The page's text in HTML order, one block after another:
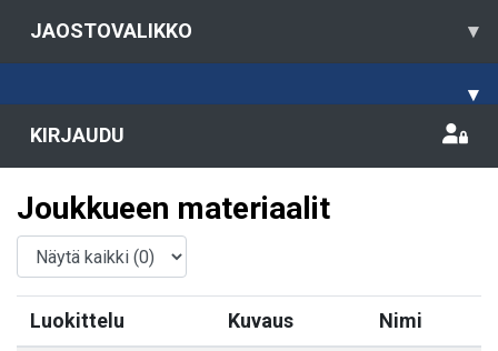
JAOSTOVALIKKO ▾
▾
KIRJAUDU
Joukkueen materiaalit
Luokittelu Kuvaus Nimi